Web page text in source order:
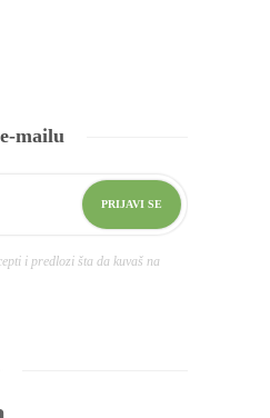
mailu
i predlozi šta da kuvaš na